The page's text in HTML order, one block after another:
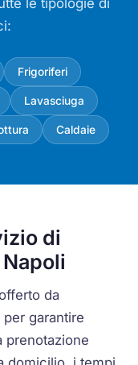
Frigoriferi
Lavasciuga
Caldaie
di
da
per garantire
prenotazione